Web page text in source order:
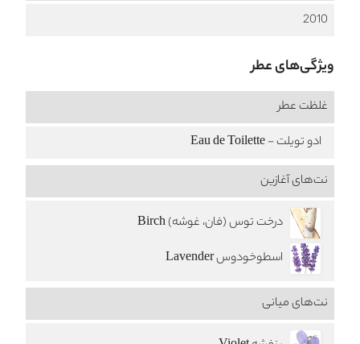
2010
ویژگی‌های عطر
غلظت عطر
ادو تویلت - Eau de Toilette
نت‌های آغازین
درخت توس (فان، غوشه) Birch
اسطوخودوس Lavender
نت‌های میانی